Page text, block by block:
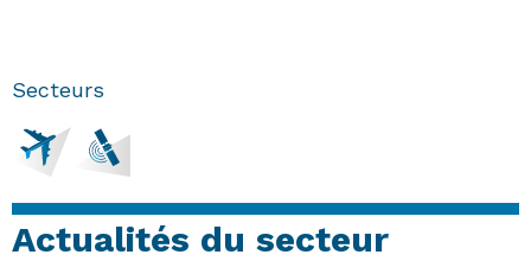
Secteurs
Actualités du secteur